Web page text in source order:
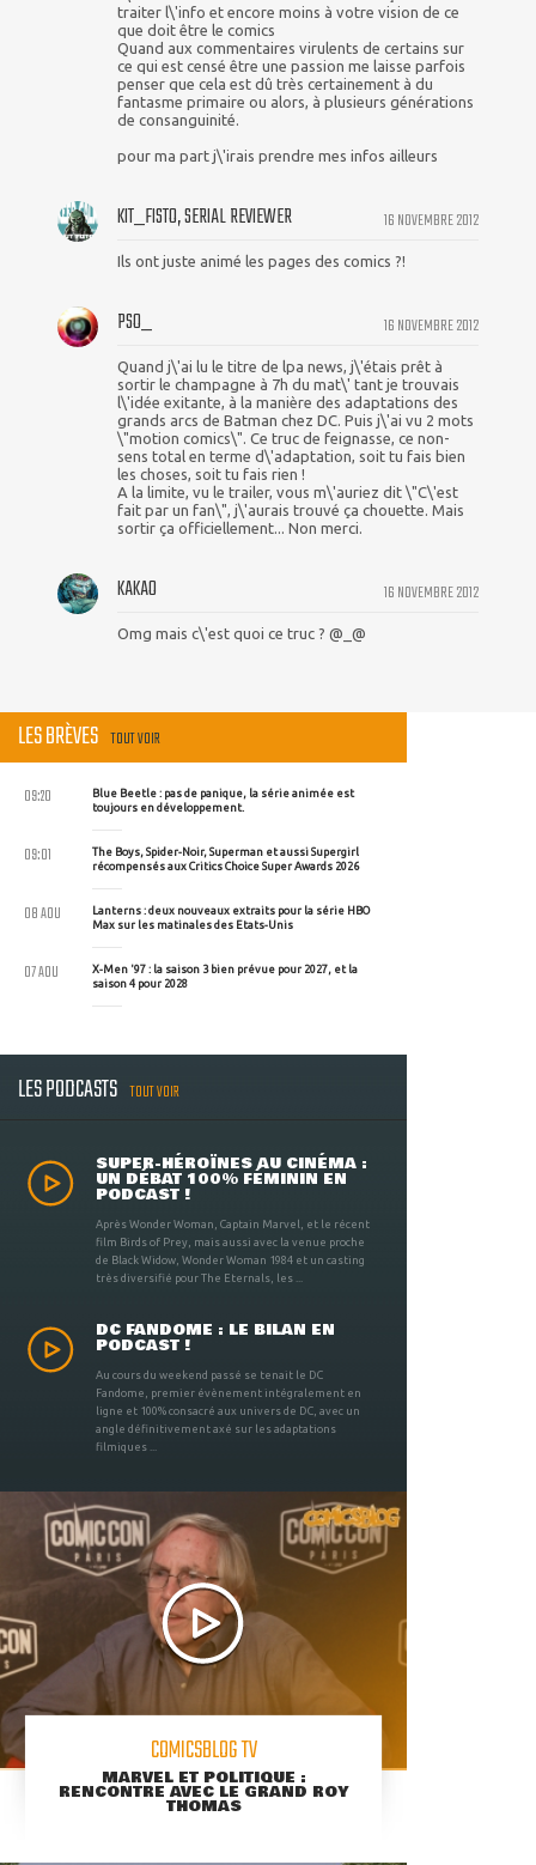
traiter l\'info et encore moins à votre vision de ce
que doit être le comics
Quand aux commentaires virulents de certains sur
ce qui est censé être une passion me laisse parfois
penser que cela est dû très certainement à du
fantasme primaire ou alors, à plusieurs générations
de consanguinité.
pour ma part j\'irais prendre mes infos ailleurs
16 NOVEMBRE 2012
KIT_FISTO, SERIAL REVIEWER
Ils ont juste animé les pages des comics ?!
16 NOVEMBRE 2012
PSO_
Quand j\'ai lu le titre de lpa news, j\'étais prêt à
sortir le champagne à 7h du mat\' tant je trouvais
l\'idée exitante, à la manière des adaptations des
grands arcs de Batman chez DC. Puis j\'ai vu 2 mots
\"motion comics\". Ce truc de feignasse, ce non-
sens total en terme d\'adaptation, soit tu fais bien
les choses, soit tu fais rien !
A la limite, vu le trailer, vous m\'auriez dit \"C\'est
fait par un fan\", j\'aurais trouvé ça chouette. Mais
sortir ça officiellement... Non merci.
16 NOVEMBRE 2012
KAKAO
Omg mais c\'est quoi ce truc ? @_@
LES BRÈVES TOUT VOIR
Blue Beetle : pas de panique, la série animée est
toujours en développement.
09:20
The Boys, Spider-Noir, Superman et aussi Supergirl
récompensés aux Critics Choice Super Awards 2026
09:01
Lanterns : deux nouveaux extraits pour la série HBO
Max sur les matinales des Etats-Unis
08 AOU
X-Men '97 : la saison 3 bien prévue pour 2027, et la
saison 4 pour 2028
07 AOU
LES PODCASTS TOUT VOIR
SUPER-HÉROÏNES AU CINÉMA :
UN DÉBAT 100% FÉMININ EN
PODCAST !
Après Wonder Woman, Captain Marvel, et le récent
film Birds of Prey, mais aussi avec la venue proche
de Black Widow, Wonder Woman 1984 et un casting
très diversifié pour The Eternals, les ...
DC FANDOME : LE BILAN EN
PODCAST !
Au cours du weekend passé se tenait le DC
Fandome, premier évènement intégralement en
ligne et 100% consacré aux univers de DC, avec un
angle définitivement axé sur les adaptations
filmiques ...
COMICSBLOG TV
MARVEL ET POLITIQUE :
RENCONTRE AVEC LE GRAND ROY
THOMAS